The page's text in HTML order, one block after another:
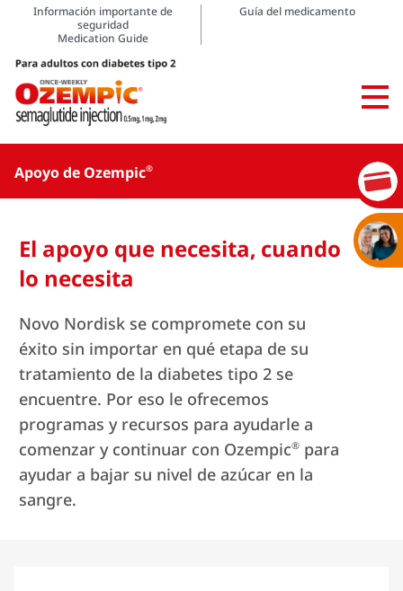
Información importante de
seguridad
Guía del medicamento
Medication Guide
Apoyo de Ozempic®
El apoyo que necesita, cuando
lo necesita
Novo Nordisk se compromete con su
éxito sin importar en qué etapa de su
tratamiento de la diabetes tipo 2 se
encuentre. Por eso le ofrecemos
programas y recursos para ayudarle a
comenzar y continuar con Ozempic® para
ayudar a bajar su nivel de azúcar en la
sangre.